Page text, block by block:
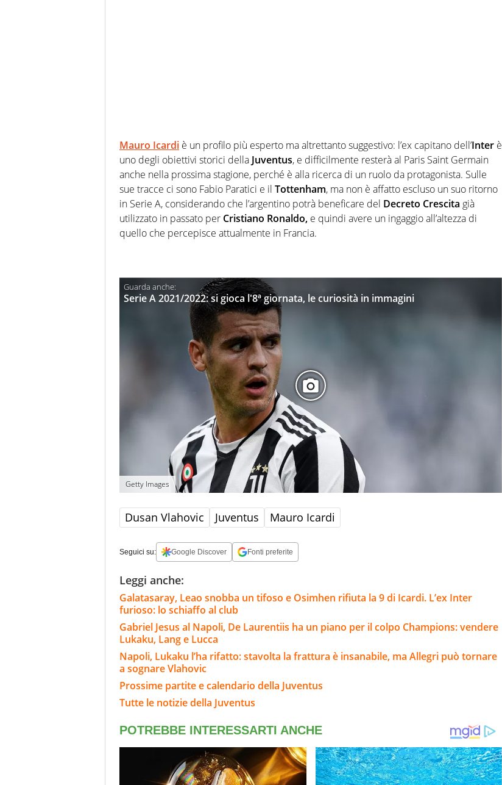
Mauro Icardi è un profilo più esperto ma altrettanto suggestivo: l’ex capitano dell’Inter è
uno degli obiettivi storici della Juventus, e difficilmente resterà al Paris Saint Germain
anche nella prossima stagione, perché è alla ricerca di un ruolo da protagonista. Sulle
sue tracce ci sono Fabio Paratici e il Tottenham, ma non è affatto escluso un suo ritorno
in Serie A, considerando che l’argentino potrà beneficare del Decreto Crescita già
utilizzato in passato per Cristiano Ronaldo, e quindi avere un ingaggio all’altezza di
quello che percepisce attualmente in Francia.
Serie A 2021/2022: si gioca l'8ª giornata, le curiosità in immagini
Getty Images
Dusan Vlahovic Juventus Mauro Icardi
Seguici su: Google Discover Fonti preferite
Leggi anche:
Galatasaray, Leao snobba un tifoso e Osimhen rifiuta la 9 di Icardi. L’ex Inter
furioso: lo schiaffo al club
Gabriel Jesus al Napoli, De Laurentiis ha un piano per il colpo Champions: vendere
Lukaku, Lang e Lucca
Napoli, Lukaku l’ha rifatto: stavolta la frattura è insanabile, ma Allegri può tornare
a sognare Vlahovic
Prossime partite e calendario della Juventus
Tutte le notizie della Juventus